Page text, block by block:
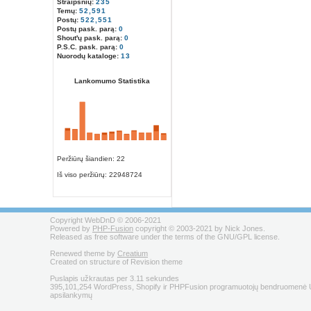
Straipsnių: 235
Temų: 52,591
Postų: 522,551
Postų pask. parą: 0
Shout'ų pask. parą: 0
P.S.C. pask. parą: 0
Nuorodų kataloge: 13
Lankomumo Statistika
Peržiūrų šiandien: 22
Iš viso peržiūrų: 22948724
Copyright WebDnD © 2006-2021
Powered by PHP-Fusion copyright © 2003-2021 by Nick Jones.
Released as free software under the terms of the GNU/GPL license.
Renewed theme by Creatium
Created on structure of Revision theme
Puslapis užkrautas per 3.11 sekundes
395,101,254 WordPress, Shopify ir PHPFusion programuotojų bendruomenė
apsilankymų